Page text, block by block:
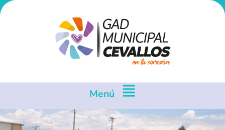
Menú